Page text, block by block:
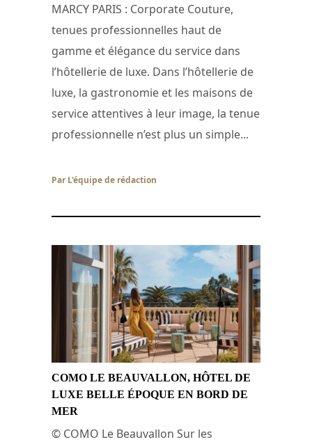
MARCY PARIS : Corporate Couture,
tenues professionnelles haut de
gamme et élégance du service dans
l’hôtellerie de luxe. Dans l’hôtellerie de
luxe, la gastronomie et les maisons de
service attentives à leur image, la tenue
professionnelle n’est plus un simple...
Par L'équipe de rédaction
COMO LE BEAUVALLON, HÔTEL DE
LUXE BELLE ÉPOQUE EN BORD DE
MER
© COMO Le Beauvallon Sur les